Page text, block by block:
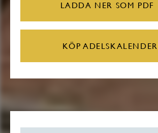
LADDA NER SOM PDF
KÖP